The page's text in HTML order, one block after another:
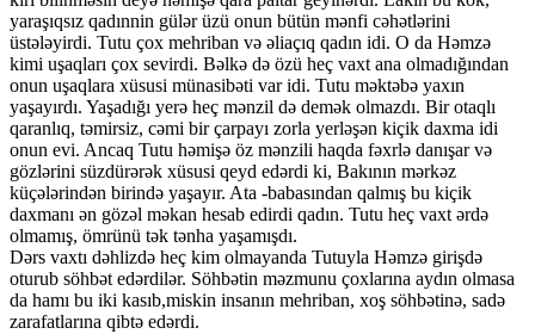
yaraşıqsız qadınnin gülər üzü onun bütün mənfi cəhətlərini
üstələyirdi. Tutu çox mehriban və əliaçıq qadın idi. O da Həmzə
kimi uşaqları çox sevirdi. Bəlkə də özü heç vaxt ana olmadığından
onun uşaqlara xüsusi münasibəti var idi. Tutu məktəbə yaxın
yaşayırdı. Yaşadığı yerə heç mənzil də demək olmazdı. Bir otaqlı
qaranlıq, təmirsiz, cəmi bir çarpayı zorla yerləşən kiçik daxma idi
onun evi. Ancaq Tutu həmişə öz mənzili haqda fəxrlə danışar və
gözlərini süzdürərək xüsusi qeyd edərdi ki, Bakının mərkəz
küçələrindən birində yaşayır. Ata -babasından qalmış bu kiçik
daxmanı ən gözəl məkan hesab edirdi qadın. Tutu heç vaxt ərdə
olmamış, ömrünü tək tənha yaşamışdı.
Dərs vaxtı dəhlizdə heç kim olmayanda Tutuyla Həmzə girişdə
oturub söhbət edərdilər. Söhbətin məzmunu çoxlarına aydın olmasa
da hamı bu iki kasıb,miskin insanın mehriban, xoş söhbətinə, sadə
zarafatlarına qibtə edərdi.